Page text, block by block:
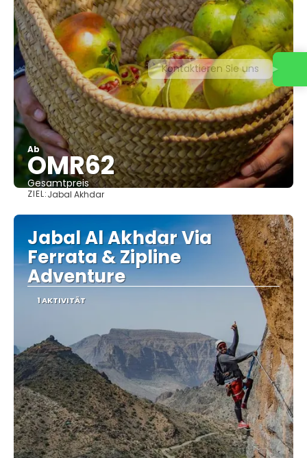
Ab
OMR62
Gesamtpreis
ZIEL:Jabal Akhdar
Jabal Al Akhdar Via
Ferrata & Zipline
Adventure
1 AKTIVITÄT
Kontaktieren Sie uns